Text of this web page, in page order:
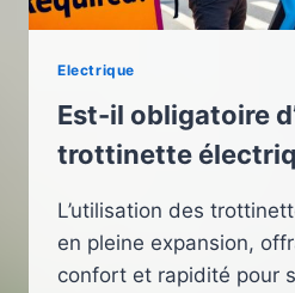
Electrique
Est-il obligatoire
trottinette
L’utilisation des
en pleine expansion,
confort et rapidité pour